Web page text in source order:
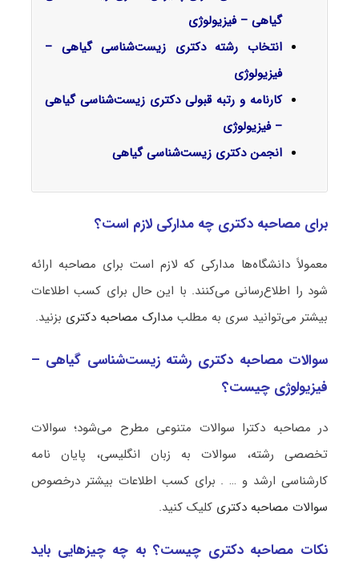
گیاهی – فیزیولوژی
انتخاب رشته دکتری زیست‌شناسی گیاهی –
فیزیولوژی
کارنامه و رتبه قبولی دکتری زیست‌شناسی گیاهی
– فیزیولوژی
انجمن دکتری زیست‌شناسی گیاهی
برای مصاحبه دکتری چه مدارکی لازم است؟
معمولاً دانشگاه‌ها مدارکی که لازم است برای مصاحبه ارائه
شود را اطلاع‌رسانی می‌کنند. با این حال برای کسب اطلاعات
بیشتر می‌توانید سری به مطلب مدارک مصاحبه دکتری بزنید.
سوالات مصاحبه دکتری رشته زیست‌شناسی گیاهی –
فیزیولوژی چیست؟
در مصاحبه دکترا سوالات متنوعی مطرح می‌شود؛ سوالات
تخصصی رشته، سوالات به زبان انگلیسی، پایان نامه
کارشناسی ارشد و … . برای کسب اطلاعات بیشتر درخصوص
سوالات مصاحبه دکتری کلیک کنید.
نکات مصاحبه دکتری چیست؟ به چه چیزهایی باید